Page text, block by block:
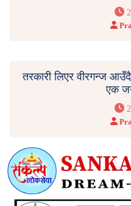
तरकारी लिएर वीरगन्ज
एक